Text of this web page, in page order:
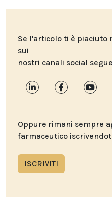
Se l'articolo ti è piaciuto
sui
nostri canali social
Oppure rimani sempre
farmaceutico
ISCRIVITI